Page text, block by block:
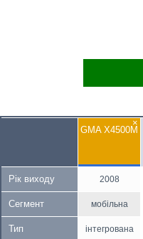
×
GMA X4500M
Рік виходу 2008
Сегмент мобільна
Тип інтегрована